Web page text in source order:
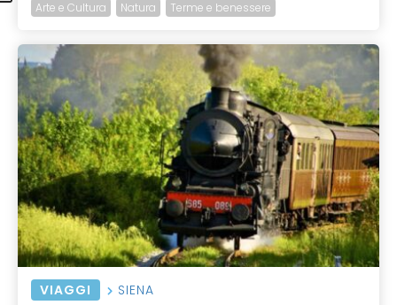
Arte e Cultura Natura Terme e benessere
VIAGGI SIENA